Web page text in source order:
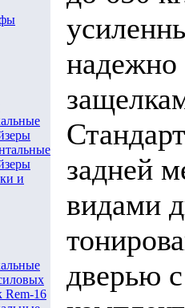
и
Rem-16
надежно
задней
видами
дверью